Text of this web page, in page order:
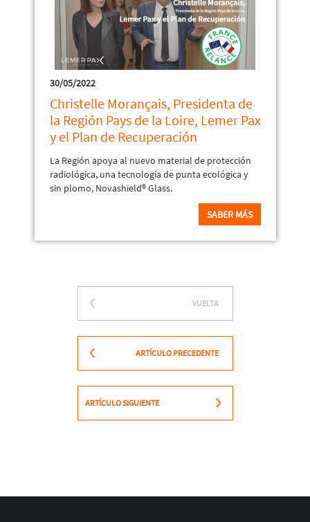
30/05/2022
Christelle Morançais, Presidenta de
la Región Pays de la Loire, Lemer Pax
y el Plan de Recuperación
La Región apoya al nuevo material de protección
radiológica, una tecnología de punta ecológica y
sin plomo, Novashield® Glass.
SABER MÁS
VUELTA
ARTÍCULO PRECEDENTE
ARTÍCULO SIGUIENTE